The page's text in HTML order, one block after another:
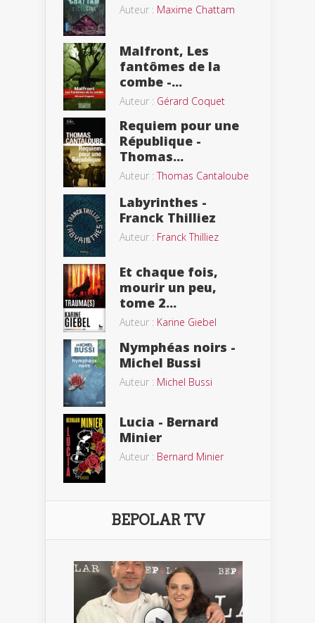
Auteur : Maxime Chattam
Malfront, Les
fantômes de la
combe -...
Auteur : Gérard Coquet
Requiem pour une
République -
Thomas...
Auteur :Thomas Cantaloube
Labyrinthes -
Franck Thilliez
Auteur : Franck Thilliez
Et chaque fois,
mourir un peu,
tome 2...
Auteur : Karine Giebel
Nymphéas noirs -
Michel Bussi
Auteur : Michel Bussi
Lucia - Bernard
Minier
Auteur : Bernard Minier
BEPOLAR TV